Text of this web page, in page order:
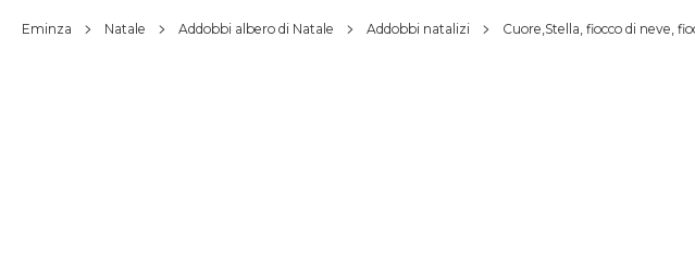
Eminza Natale Addobbi albero di Natale Addobbi natalizi Cuore,Stella, fiocco di neve,